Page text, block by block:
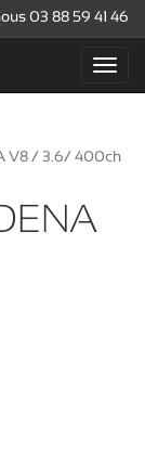
03 88 59 41 46
V8 / 3.6/ 400ch